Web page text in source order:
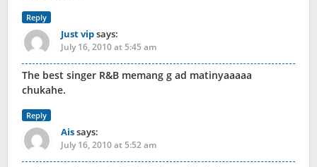
Reply
Just vipsays:
July 16, 2010 at 5:45 am
The best singer R&B memang g ad matinyaaaaa
chukahe.
Reply
Aissays:
July 16, 2010 at 5:52 am